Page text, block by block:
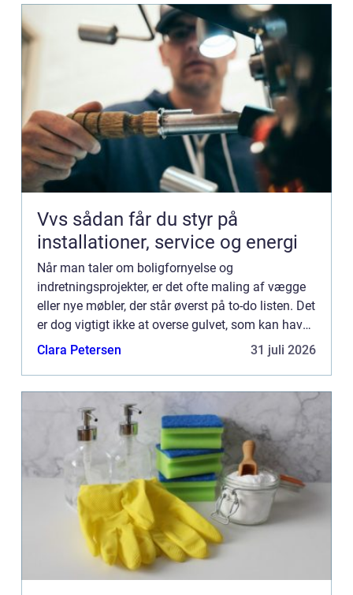
Vvs sådan får du styr på
installationer, service og energi
Når man taler om boligfornyelse og
indretningsprojekter, er det ofte maling af vægge
eller nye møbler, der står øverst på to-do listen. Det
er dog vigtigt ikke at overse gulvet, som kan have
en enorm indflydelse ...
Clara Petersen 31 juli 2026